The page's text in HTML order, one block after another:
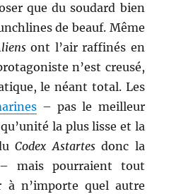
que du soudard bien
de beauf. Même
ont l’air raffinés en
n’est creusé,
le néant total. Les
– pas le meilleur
la plus lisse et la
Codex Astartesdonc la
mais pourraient tout
à n’importe quel autre